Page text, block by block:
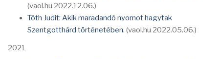
(vaol.hu 2022.12.06.)
Tóth Judit: Akik maradandó nyomot hagytak
Szentgotthárd történetében. (vaol.hu 2022.05.06.)
2021